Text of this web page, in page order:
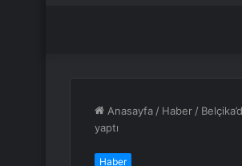
Anasayfa / Haber /
yaptı
Haber